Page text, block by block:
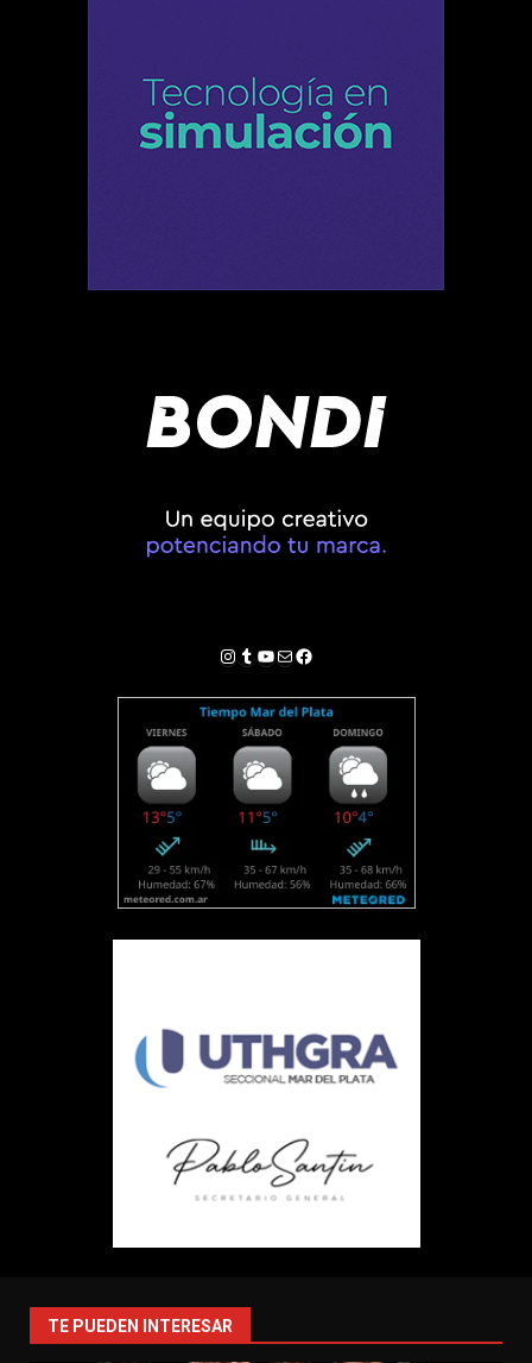
Instagram
Tumblr
YouTube
Correo electrónico
Facebook
TE PUEDEN INTERESAR